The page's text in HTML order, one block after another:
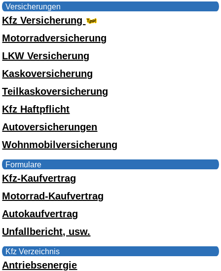
Versicherungen
Kfz Versicherung
Motorradversicherung
LKW Versicherung
Kaskoversicherung
Teilkaskoversicherung
Kfz Haftpflicht
Autoversicherungen
Wohnmobilversicherung
Formulare
Kfz-Kaufvertrag
Motorrad-Kaufvertrag
Autokaufvertrag
Unfallbericht, usw.
Kfz Verzeichnis
Antriebsenergie